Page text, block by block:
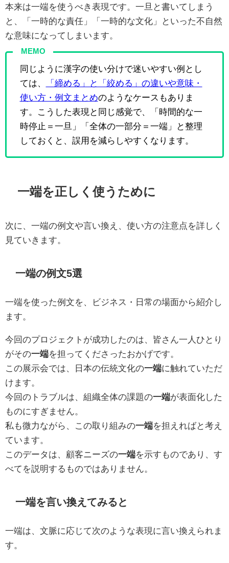
本来は一端を使うべき表現です。一旦と書いてしまう
と、「一時的な責任」「一時的な文化」といった不自然
な意味になってしまいます。
MEMO
同じように漢字の使い分けで迷いやすい例とし
ては、
「締める」と「絞める」の違いや意味・
使い方・例文まとめのようなケースもありま
す。こうした表現と同じ感覚で、「時間的な一
時停止＝一旦」「全体の一部分＝一端」と整理
しておくと、誤用を減らしやすくなります。
一端を正しく使うために
次に、一端の例文や言い換え、使い方の注意点を詳しく
見ていきます。
一端の例文5選
一端を使った例文を、ビジネス・日常の場面から紹介し
ます。
今回のプロジェクトが成功したのは、皆さん一人ひとり
がその一端を担ってくださったおかげです。
この展示会では、日本の伝統文化の一端に触れていただ
けます。
今回のトラブルは、組織全体の課題の一端が表面化した
ものにすぎません。
私も微力ながら、この取り組みの一端を担えればと考え
ています。
このデータは、顧客ニーズの一端を示すものであり、す
べてを説明するものではありません。
一端を言い換えてみると
一端は、文脈に応じて次のような表現に言い換えられま
す。